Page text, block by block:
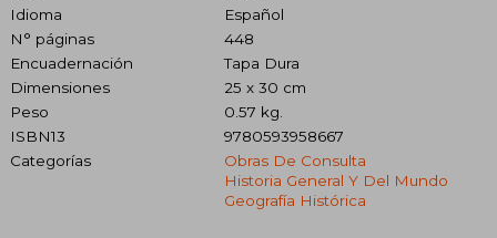
Idioma
Español
N° páginas
448
Encuadernación
Tapa Dura
Dimensiones
25 x 30 cm
Peso
0.57 kg.
ISBN13
9780593958667
Categorías
Obras De Consulta
Historia General Y Del Mundo
Geografía Histórica